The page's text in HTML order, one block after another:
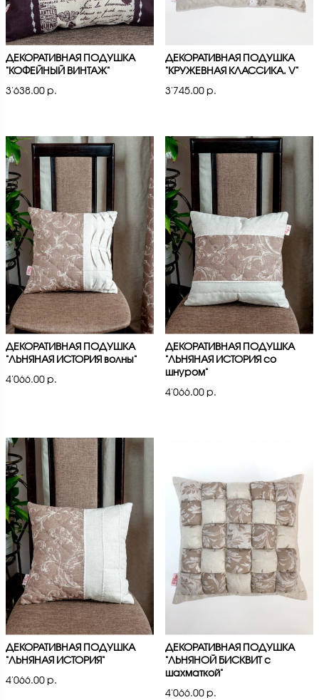
ДЕКОРАТИВНАЯ ПОДУШКА
"КОФЕЙНЫЙ ВИНТАЖ"
3'638.00 р.
ДЕКОРАТИВНАЯ ПОДУШКА
"КРУЖЕВНАЯ КЛАССИКА. V"
3'745.00 р.
ДЕКОРАТИВНАЯ ПОДУШКА
"ЛЬНЯНАЯ ИСТОРИЯ волны"
4'066.00 р.
ДЕКОРАТИВНАЯ ПОДУШКА
"ЛЬНЯНАЯ ИСТОРИЯ со
шнуром"
4'066.00 р.
ДЕКОРАТИВНАЯ ПОДУШКА
"ЛЬНЯНАЯ ИСТОРИЯ"
4'066.00 р.
ДЕКОРАТИВНАЯ ПОДУШКА
"ЛЬНЯНОЙ БИСКВИТ с
шахматкой"
4'066.00 р.